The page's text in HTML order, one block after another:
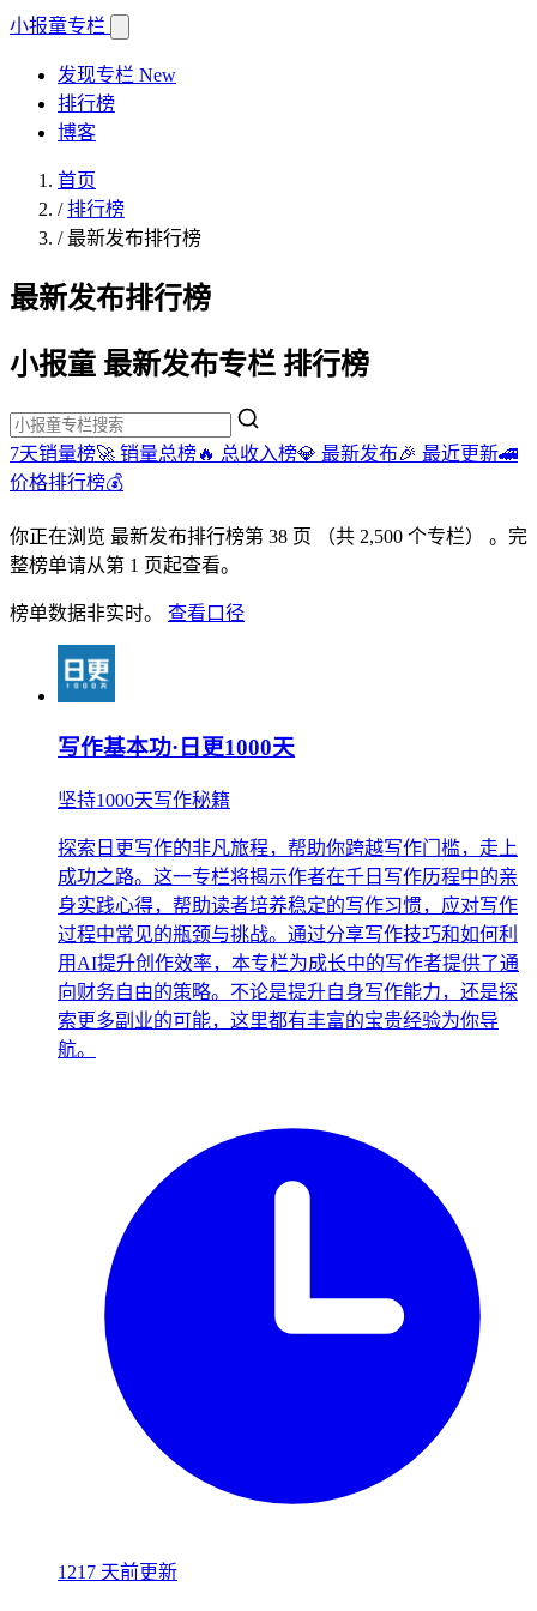
小报童专栏
发现专栏 New
排行榜
博客
首页
/排行榜
/最新发布排行榜
最新发布排行榜
小报童 最新发布专栏 排行榜
7天销量榜🚀 销量总榜🔥 总收入榜💎 最新发布🎉 最近更新🚄
价格排行榜💰
你正在浏览 最新发布排行榜第 38 页 （共 2,500 个专栏）
。完
整榜单请从第 1 页起查看。
榜单数据非实时。 查看口径
写作基本功·日更1000天
坚持1000天写作秘籍
探索日更写作的非凡旅程，帮助你跨越写作门槛，走上
成功之路。这一专栏将揭示作者在千日写作历程中的亲
身实践心得，帮助读者培养稳定的写作习惯，应对写作
过程中常见的瓶颈与挑战。通过分享写作技巧和如何利
用AI提升创作效率，本专栏为成长中的写作者提供了通
向财务自由的策略。不论是提升自身写作能力，还是探
索更多副业的可能，这里都有丰富的宝贵经验为你导
航。
1217 天前更新